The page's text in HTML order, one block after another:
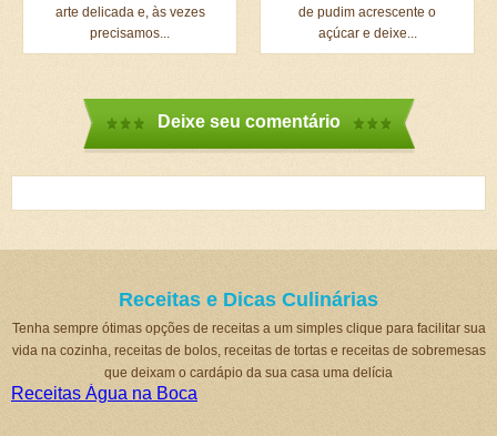
arte delicada e, às vezes
precisamos...
de pudim acrescente o
açúcar e deixe...
Deixe seu comentário
Receitas e Dicas Culinárias
Tenha sempre ótimas opções de receitas a um simples clique para facilitar sua
vida na cozinha, receitas de bolos, receitas de tortas e receitas de sobremesas
que deixam o cardápio da sua casa uma delícia
Receitas Água na Boca